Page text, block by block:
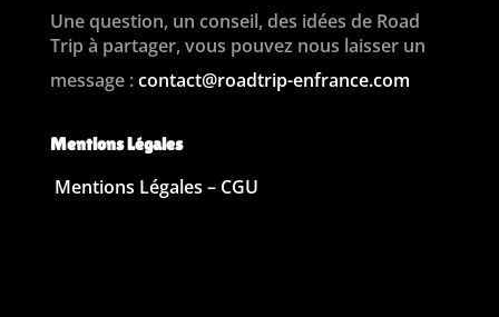
Une question, un conseil, des idées de Road
Trip à partager, vous pouvez nous laisser un
message :contact@roadtrip-enfrance.com
Mentions Légales
Mentions Légales – CGU